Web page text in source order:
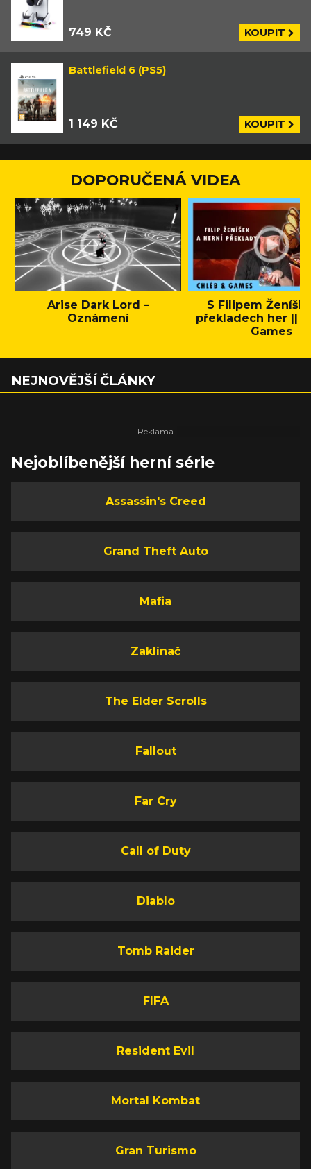
749 KČ KOUPIT
Battlefield 6 (PS5)
1 149 KČ KOUPIT
DOPORUČENÁ VIDEA
Arise Dark Lord –
Oznámení
S Filipem
překladech her ||
Games
NEJNOVĚJŠÍ ČLÁNKY
Nejoblíbenější herní série
Assassin's Creed
Grand Theft Auto
Mafia
Zaklínač
The Elder Scrolls
Fallout
Far Cry
Call of Duty
Diablo
Tomb Raider
FIFA
Resident Evil
Mortal Kombat
Gran Turismo